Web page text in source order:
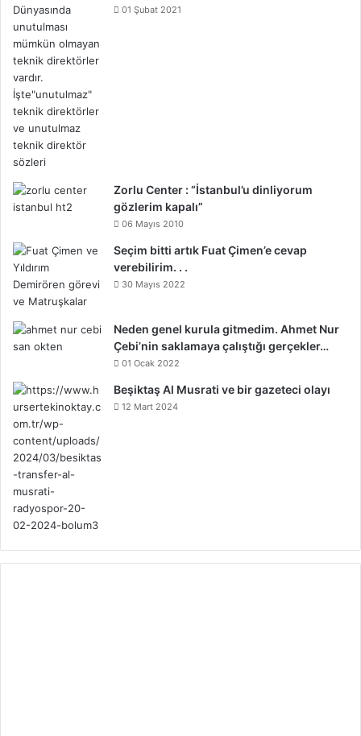
01 Şubat 2021
Zorlu Center : “İstanbul’u dinliyorum
gözlerim kapalı”
06 Mayıs 2010
Seçim bitti artık Fuat Çimen’e cevap
verebilirim. . .
30 Mayıs 2022
Neden genel kurula gitmedim. Ahmet Nur
Çebi’nin saklamaya çalıştığı gerçekler…
01 Ocak 2022
Beşiktaş Al Musrati ve bir gazeteci olayı
12 Mart 2024